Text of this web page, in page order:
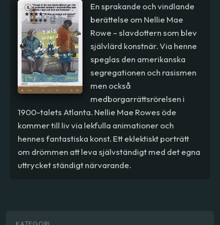
En sprakande och vindlande
berättelse om Nellie Mae
Rowe – slavdottern som blev
självlärd konstnär. Via henne
speglas den amerikanska
segregationen och rasismen
men också
medborgarrättsrörelsen i
1900-talets Atlanta. Nellie Mae Rowes öde
kommer till liv via lekfulla animationer och
hennes fantastiska konst. Ett eklektiskt porträtt
om drömmen att leva självständigt med det egna
uttrycket ständigt närvarande.